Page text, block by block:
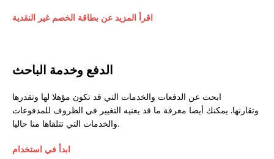
اقرأ المزيد عن بطاقة الخصم غير النقدية
الدفع وخدمة الباحث
ابحث عن الدفعات والخدمات التي قد تكون مؤهلا لها وتقدرها
وتقارنها. يمكنك أيضا معرفة ما قد يعنيه التغيير في الظروف للمدفوعات
والخدمات التي تتلقاها منا حاليا.
ابدأ في استخدام